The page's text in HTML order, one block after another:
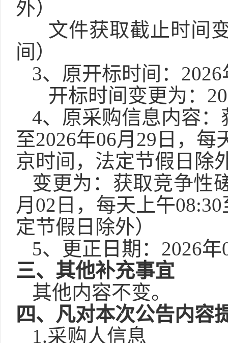
外）
文件获取截止时间
间）
3、原开标时间：
开标时间变更为：
4、原采购信息内容
至2026年06月29日，每
京时间，法定节假日除
变更为 ：获取竞争性
月 02 日，每天上午
定节假日除外）
5、更正日期： 2026年
三、其他补充事宜
其他内容不变。
四、 凡对本次公告内容
1.采购人信息